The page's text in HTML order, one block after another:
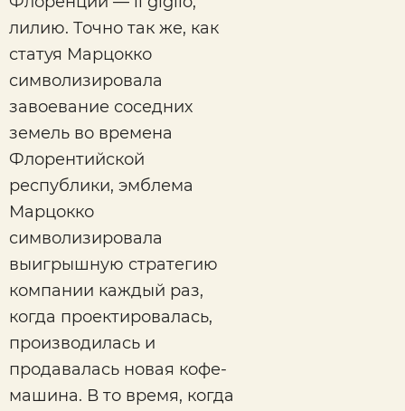
лилию. Точно так же, как
статуя Марцокко
символизировала
завоевание соседних
земель во времена
Флорентийской
республики, эмблема
Марцокко
символизировала
выигрышную стратегию
компании каждый раз,
когда проектировалась,
производилась и
продавалась новая кофе-
машина. В то время, когда